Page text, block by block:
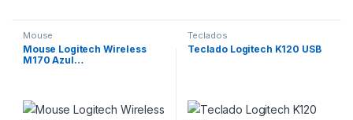
Mouse
Mouse Logitech Wireless
M170 Azul…
Teclados
Teclado Logitech K120 USB